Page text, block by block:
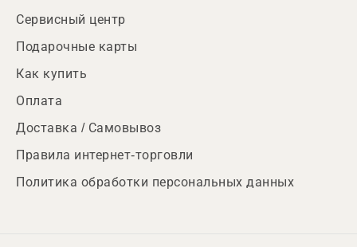
Сервисный центр
Подарочные карты
Как купить
Оплата
Доставка / Самовывоз
Правила интернет-торговли
Политика обработки персональных данных